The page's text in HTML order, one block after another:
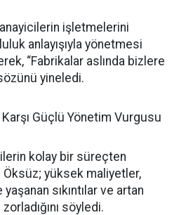
işletmelerini
anlayışıyla yönetmesi
“Fabrikalar aslında bizlere
yineledi.
Güçlü Yönetim Vurgusu
kolay bir süreçten
yüksek maliyetler,
sıkıntılar ve artan
söyledi.